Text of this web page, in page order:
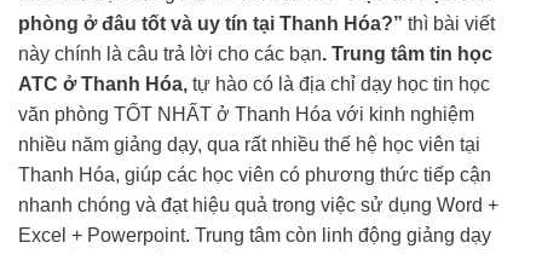
phòng ở đâu tốt và uy tín tại Thanh Hóa?” thì bài viết
này chính là câu trả lời cho các bạn. Trung tâm tin học
ATC ở Thanh Hóa, tự hào có là địa chỉ dạy học tin học
văn phòng TỐT NHẤT ở Thanh Hóa với kinh nghiệm
nhiều năm giảng dạy, qua rất nhiều thế hệ học viên tại
Thanh Hóa, giúp các học viên có phương thức tiếp cận
nhanh chóng và đạt hiệu quả trong việc sử dụng Word +
Excel + Powerpoint. Trung tâm còn linh động giảng dạy